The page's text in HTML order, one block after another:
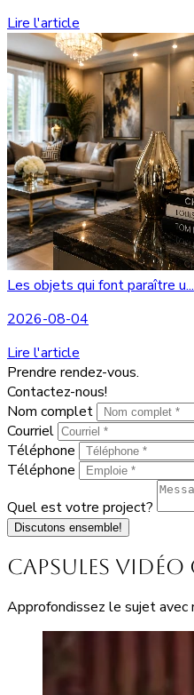
Lire l'article
Les objets qui font paraître u...
2026-08-04
Lire l'article
Prendre rendez-vous.
Contactez-nous!
Nom complet
Courriel
Téléphone
Téléphone
Quel est votre project?
Discutons ensemble!
Capsules vidéo
Approfondissez le sujet avec